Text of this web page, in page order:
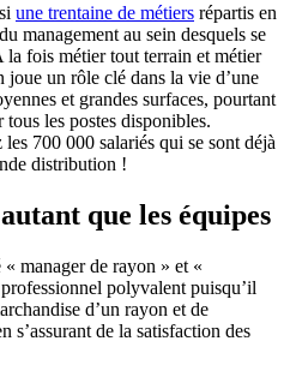
une trentaine de métiers répartis en
management au sein desquels se
fois métier tout terrain et métier
joue un rôle clé dans la vie d’une
et grandes surfaces, pourtant
les postes disponibles.
700 000 salariés qui se sont déjà
distribution !
que les équipes
manager de rayon » et «
polyvalent puisqu’il
d’un rayon et de
s’assurant de la satisfaction des